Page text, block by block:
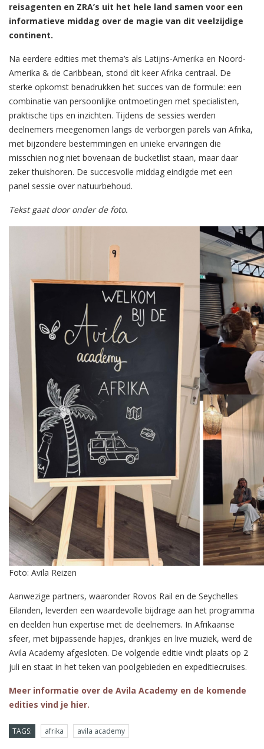
reisagenten en ZRA’s uit het hele land samen voor een
informatieve middag over de magie van dit veelzijdige
continent.
Na eerdere edities met thema’s als Latijns-Amerika en Noord-
Amerika & de Caribbean, stond dit keer Afrika centraal. De
sterke opkomst benadrukken het succes van de formule: een
combinatie van persoonlijke ontmoetingen met specialisten,
praktische tips en inzichten. Tijdens de sessies werden
deelnemers meegenomen langs de verborgen parels van Afrika,
met bijzondere bestemmingen en unieke ervaringen die
misschien nog niet bovenaan de bucketlist staan, maar daar
zeker thuishoren. De succesvolle middag eindigde met een
panel sessie over natuurbehoud.
Tekst gaat door onder de foto.
Foto: Avila Reizen
Aanwezige partners, waaronder Rovos Rail en de Seychelles
Eilanden, leverden een waardevolle bijdrage aan het programma
en deelden hun expertise met de deelnemers. In Afrikaanse
sfeer, met bijpassende hapjes, drankjes en live muziek, werd de
Avila Academy afgesloten. De volgende editie vindt plaats op 2
juli en staat in het teken van poolgebieden en expeditiecruises.
Meer informatie over de Avila Academy en de komende
edities vind je hier.
TAGS: afrika avila academy